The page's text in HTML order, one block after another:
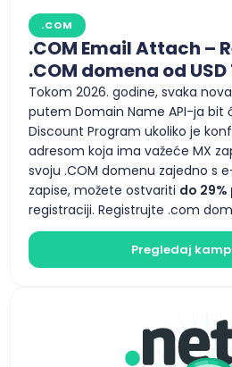
.COM
.COM Email Attach –
.COM domena od USD
Tokom 2026. godine, svaka
putem Domain Name API-ja bit
Discount Program ukoliko je
adresom koja ima važeće MX
svoju .COM domenu zajedno s
zapise, možete ostvariti do
registraciji. Registrujte .com
Pregledaj